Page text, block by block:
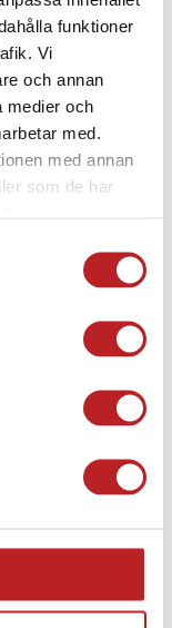
funktioner
Vi
och annan
medier och
med.
med annan
som de har
CTEK XS